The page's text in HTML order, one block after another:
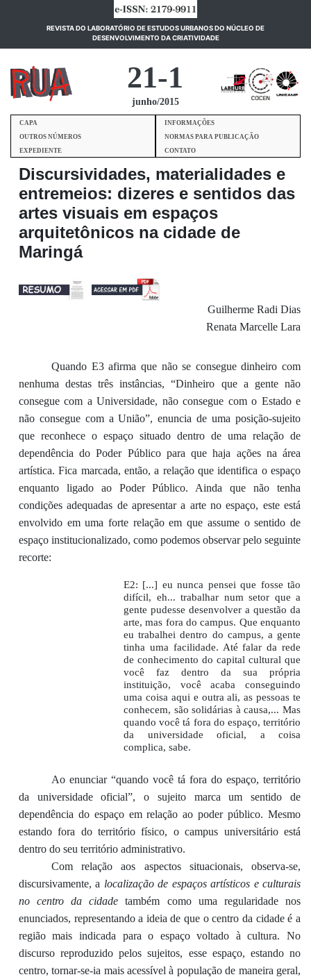
REVISTA DO LABORATÓRIO DE ESTUDOS URBANOS DO NÚCLEO DE
DESENVOLVIMENTO DA CRIATIVIDADE(current)
21-1
junho/2015
CAPA
INFORMAÇÕES
OUTROS NÚMEROS
NORMAS PARA PUBLICAÇÃO
EXPEDIENTE
CONTATO
Discursividades, materialidades e
entremeios: dizeres e sentidos das
artes visuais em espaços
arquitetônicos na cidade de
Maringá
Guilherme Radi Dias
Renata Marcelle Lara
Quando E3 afirma que não se consegue dinheiro com
nenhuma destas três instâncias, “Dinheiro que a gente não
consegue com a Universidade, não consegue com o Estado e
não consegue com a União”, enuncia de uma posição-sujeito
que reconhece o espaço situado dentro de uma relação de
dependência do Poder Público para que haja ações na área
artística. Fica marcada, então, a relação que identifica o espaço
enquanto ligado ao Poder Público. Ainda que não tenha
condições adequadas de apresentar a arte no espaço, este está
envolvido em uma forte relação em que assume o sentido de
espaço institucionalizado, como podemos observar pelo seguinte
recorte:
E2: [...] eu nunca pensei que fosse tão
difícil, eh... trabalhar num setor que a
gente pudesse desenvolver a questão da
arte, mas fora do campus. Que enquanto
eu trabalhei dentro do campus, a gente
tinha uma facilidade. Até falar da rede
de conhecimento do capital cultural que
você faz dentro da sua própria
instituição, você acaba conseguindo
uma coisa aqui e outra ali, as pessoas te
conhecem, são solidárias à causa,... Mas
quando você tá fora do espaço, território
da universidade oficial, a coisa
complica, sabe.
Ao enunciar “quando você tá fora do espaço, território
da universidade oficial”, o sujeito marca um sentido de
dependência do espaço em relação ao poder público. Mesmo
estando fora do território físico, o campus universitário está
dentro do seu território administrativo.
Com relação aos aspectos situacionais, observa-se,
discursivamente, a localização de espaços artísticos e culturais
no centro da cidade também como uma regularidade nos
enunciados, representando a ideia de que o centro da cidade é a
região mais indicada para o espaço voltado à cultura. No
discurso reproduzido pelos sujeitos, esse espaço, estando no
centro, tornar-se-ia mais acessível à população de maneira geral,